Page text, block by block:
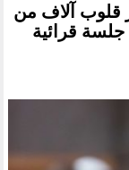
قلوب آلاف من
جلسة قرائية